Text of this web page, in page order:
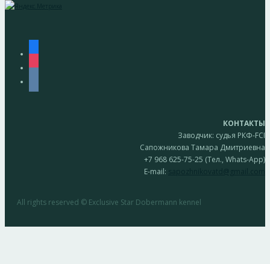
КОНТАКТЫ
Заводчик: судья РКФ-FCI
Сапожникова Тамара Дмитриевна
+7 968 625-75-25 (Тел., Whats-App)
E-mail:
All rights reserved © Exclusive Star Dobermann kennel